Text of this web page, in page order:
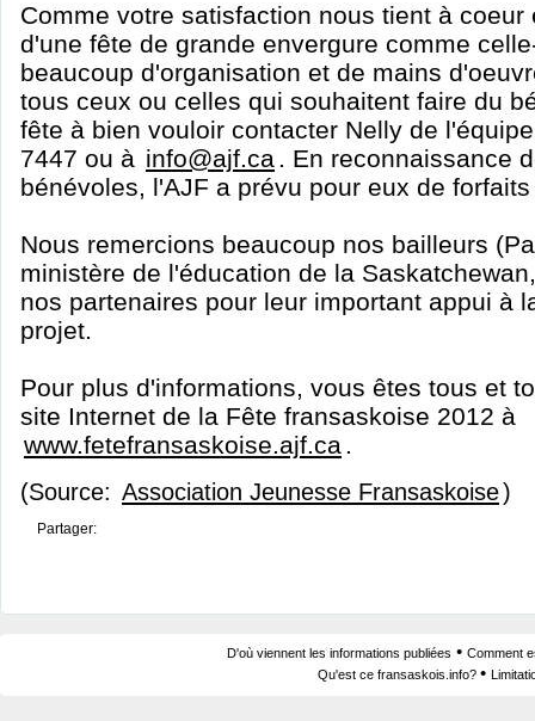
Comme votre satisfaction nous tient à coeur
d'une fête de grande envergure comme
beaucoup d'organisation et de mains
tous ceux ou celles qui souhaitent faire du
fête à bien vouloir contacter Nelly de
7447 ou à info@ajf.ca . En reconnaissance
bénévoles, l'AJF a prévu pour eux de
Nous remercions beaucoup nos bailleurs
ministère de l'éducation de la
nos partenaires pour leur important appui à
projet.
Pour plus d'informations, vous êtes tous et
site Internet de la Fête fransaskoise 2012 à
www.fetefransaskoise.ajf.ca .
(Source: Association Jeunesse Fransaskoise)
Partager:
D'où viennent les informations publiées • Comment
Qu'est ce fransaskois.info? •